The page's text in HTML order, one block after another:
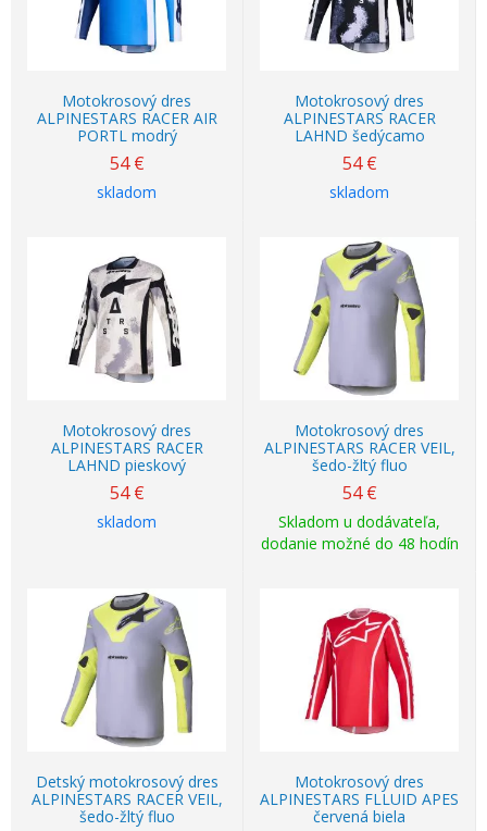
Motokrosový dres
ALPINESTARS RACER AIR
PORTL modrý
54 €
skladom
Motokrosový dres
ALPINESTARS RACER
LAHND šedýcamo
54 €
skladom
Motokrosový dres
ALPINESTARS RACER
LAHND pieskový
54 €
skladom
Motokrosový dres
ALPINESTARS RACER VEIL,
šedo-žltý fluo
54 €
Skladom u dodávateľa,
dodanie možné do 48 hodín
Detský motokrosový dres
ALPINESTARS RACER VEIL,
šedo-žltý fluo
Motokrosový dres
ALPINESTARS FLLUID APES
červená biela